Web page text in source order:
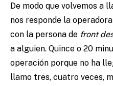
De modo que volvemos a
nos responde la
con la persona de front
a alguien. Quince o 20
operación porque no ha
llamo tres, cuatro veces,